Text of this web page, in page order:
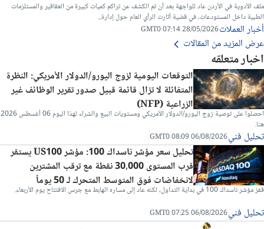
ملف الأدوية في الأردن عاد للواجهة بعد أن تم الكشف عن تراكم كميات كبيرة من العقاقير والمستلزمات
الطبية داخل المستودعات، في قضية أثارت الرأي العام حول إدارة...
أخبار العملات28/05/2026 07:14 GMT0
عرض المزيد من المقالات
اخبار متعلقه
التوقعات اليومية لزوج اليورو/الدولار الأمريكي: النظرة
المتفائلة لا تزال قائمة قبيل صدور تقرير الوظائف غير
الزراعية (NFP)
احصلوا على توصية زوج اليورو/الدولار الأمريكي ومستويات البيع والشراء لهذا اليوم 06 أغسطس 2026
هنا.
تحليل فني06/08/2026 08:09 GMT0
تحليل سعر مؤشر ناسداك 100: مؤشر US100 يستقر
قرب المستوى 30,000 نقطة مع ترقب المشترين
لانخفاضات فوق المتوسط المتحرك لـ 50 يوماً
قفز مؤشر ناسداك 100 في بداية التداول، لكنه عاد إلى مساره الهابط مع جرس الافتتاح يوم الأربعاء.
تحليل فني06/08/2026 07:25 GMT0